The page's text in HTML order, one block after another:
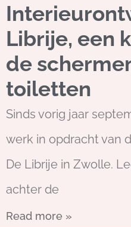
Librije, een
de
toiletten
Sinds vorig jaar
werk in opdracht van
De Librije in Zwolle.
achter de
Read more »